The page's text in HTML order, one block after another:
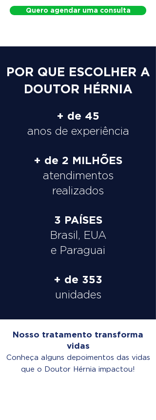
Quero agendar uma consulta
POR QUE ESCOLHER A
DOUTOR HÉRNIA
+ de 45
anos de experiência
+ de 2 MILHÕES
atendimentos
realizados
3 PAÍSES
Brasil, EUA
e Paraguai
+ de 353
unidades
Nosso tratamento transforma
vidas
Conheça alguns depoimentos das vidas
que o Doutor Hérnia impactou!